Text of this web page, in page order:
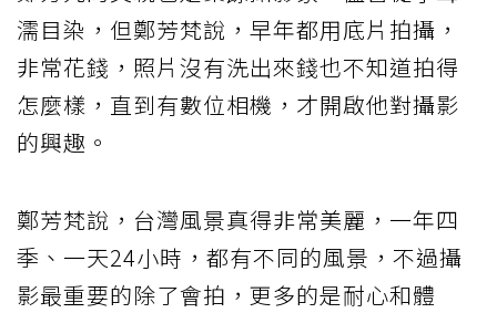
濡目染，但鄭芳梵說，早年都用底片拍攝，
非常花錢，照片沒有洗出來錢也不知道拍得
怎麼樣，直到有數位相機，才開啟他對攝影
的興趣。
鄭芳梵說，台灣風景真得非常美麗，一年四
季、一天24小時，都有不同的風景，不過攝
影最重要的除了會拍，更多的是耐心和體